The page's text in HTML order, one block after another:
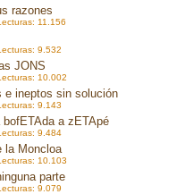
razones
11.156
9.532
JONS
10.002
e ineptos sin solución
9.143
bofETAda a zETApé
9.484
la Moncloa
10.103
parte
9.079